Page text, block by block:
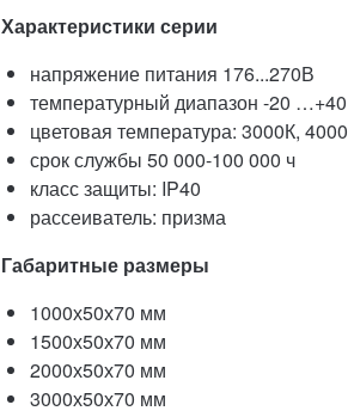
Характеристики серии
напряжение питания 176...270В
температурный диапазон -20
цветовая температура: 3000К,
срок службы 50 000-100 000 ч
класс защиты: IP40
рассеиватель: призма
Габаритные размеры
1000х50х70 мм
1500х50х70 мм
2000х50х70 мм
3000х50х70 мм